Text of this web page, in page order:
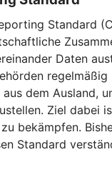
Standard
Daten
regelmäßig
dem Ausland,
Ziel dabei
bekämpfen.
Standard